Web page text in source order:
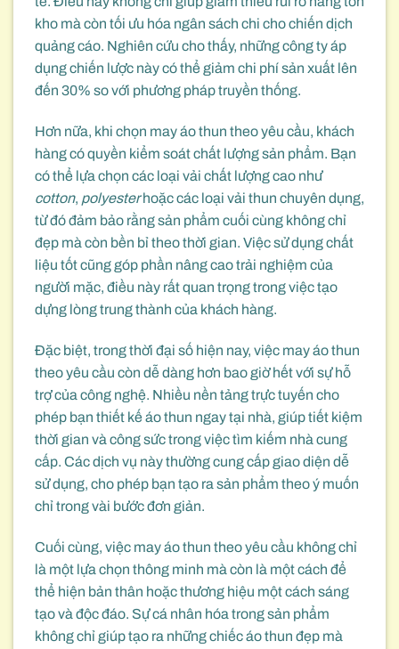
kho mà còn tối ưu hóa ngân sách chi cho chiến dịch
quảng cáo. Nghiên cứu cho thấy, những công ty áp
dụng chiến lược này có thể giảm chi phí sản xuất lên
đến 30% so với phương pháp truyền thống.
Hơn nữa, khi chọn may áo thun theo yêu cầu, khách
hàng có quyền kiểm soát chất lượng sản phẩm. Bạn
có thể lựa chọn các loại vải chất lượng cao như
cotton, polyesterhoặc các loại vải thun chuyên dụng,
từ đó đảm bảo rằng sản phẩm cuối cùng không chỉ
đẹp mà còn bền bỉ theo thời gian. Việc sử dụng chất
liệu tốt cũng góp phần nâng cao trải nghiệm của
người mặc, điều này rất quan trọng trong việc tạo
dựng lòng trung thành của khách hàng.
Đặc biệt, trong thời đại số hiện nay, việc may áo thun
theo yêu cầu còn dễ dàng hơn bao giờ hết với sự hỗ
trợ của công nghệ. Nhiều nền tảng trực tuyến cho
phép bạn thiết kế áo thun ngay tại nhà, giúp tiết kiệm
thời gian và công sức trong việc tìm kiếm nhà cung
cấp. Các dịch vụ này thường cung cấp giao diện dễ
sử dụng, cho phép bạn tạo ra sản phẩm theo ý muốn
chỉ trong vài bước đơn giản.
Cuối cùng, việc may áo thun theo yêu cầu không chỉ
là một lựa chọn thông minh mà còn là một cách để
thể hiện bản thân hoặc thương hiệu một cách sáng
tạo và độc đáo. Sự cá nhân hóa trong sản phẩm
không chỉ giúp tạo ra những chiếc áo thun đẹp mà